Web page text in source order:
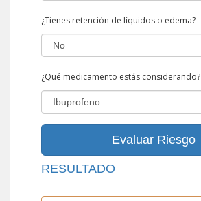
¿Tienes retención de líquidos o edema?
¿Qué medicamento estás considerando?
Evaluar Riesgo
RESULTADO